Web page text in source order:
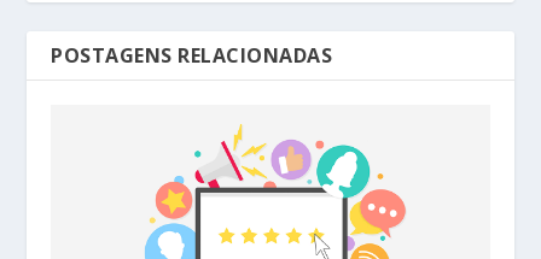
POSTAGENS RELACIONADAS